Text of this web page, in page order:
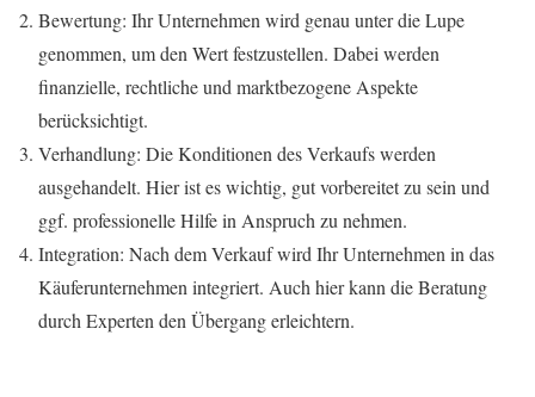
Bewertung: Ihr Unternehmen wird genau unter die Lupe
genommen, um den Wert festzustellen. Dabei werden
finanzielle, rechtliche und marktbezogene Aspekte
berücksichtigt.
Verhandlung: Die Konditionen des Verkaufs werden
ausgehandelt. Hier ist es wichtig, gut vorbereitet zu sein und
ggf. professionelle Hilfe in Anspruch zu nehmen.
Integration: Nach dem Verkauf wird Ihr Unternehmen in das
Käuferunternehmen integriert. Auch hier kann die Beratung
durch Experten den Übergang erleichtern.